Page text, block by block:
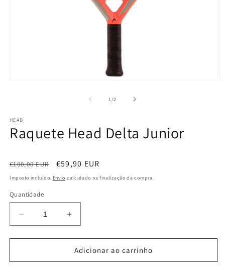
modal
1 /de2
HEAD
Raquete Head Delta Junior
Preço
normal
€100,00 EUR
Preço
de
€59,90 EUR
Imposto incluído. Envio calculado na finalização da compra.
Quantidade
Diminuir
a
quantidade
Raquete
Aumentar
a
quantidade
de
Raquete
Adicionar ao carrinho